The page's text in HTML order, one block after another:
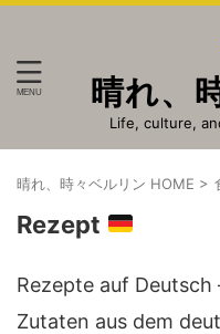
晴れ、
Life, culture,
晴れ、時々ベルリン HOME >
Rezept
Rezepte auf
Zutaten aus dem